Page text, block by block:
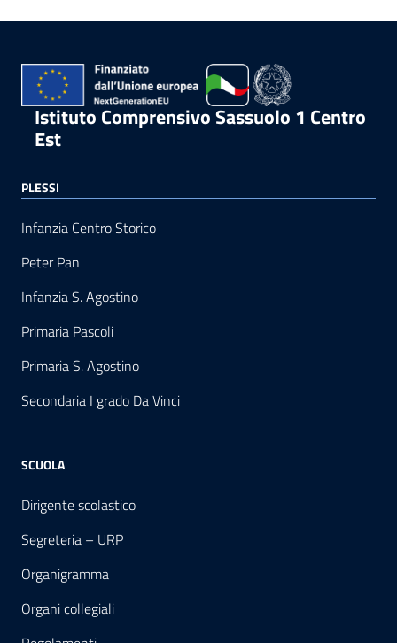
Istituto Comprensivo Sassuolo 1 Centro
Est
PLESSI
Infanzia Centro Storico
Peter Pan
Infanzia S. Agostino
Primaria Pascoli
Primaria S. Agostino
Secondaria I grado Da Vinci
SCUOLA
Dirigente scolastico
Segreteria – URP
Organigramma
Organi collegiali